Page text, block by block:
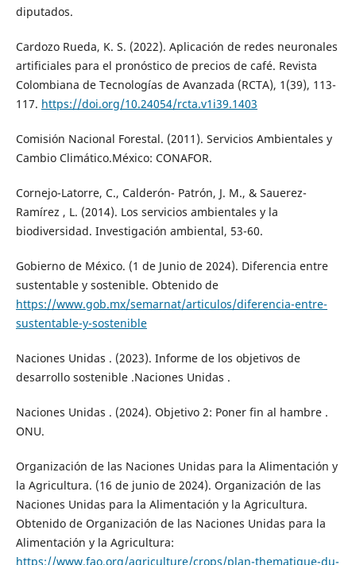
diputados.
Cardozo Rueda, K. S. (2022). Aplicación de redes neuronales
artificiales para el pronóstico de precios de café. Revista
Colombiana de Tecnologías de Avanzada (RCTA), 1(39), 113-
117. https://doi.org/10.24054/rcta.v1i39.1403
Comisión Nacional Forestal. (2011). Servicios Ambientales y
Cambio Climático.México: CONAFOR.
Cornejo-Latorre, C., Calderón- Patrón, J. M., & Sauerez-
Ramírez , L. (2014). Los servicios ambientales y la
biodiversidad. Investigación ambiental, 53-60.
Gobierno de México. (1 de Junio de 2024). Diferencia entre
sustentable y sostenible. Obtenido de
https://www.gob.mx/semarnat/articulos/diferencia-entre-
sustentable-y-sostenible
Naciones Unidas . (2023). Informe de los objetivos de
desarrollo sostenible .Naciones Unidas .
Naciones Unidas . (2024). Objetivo 2: Poner fin al hambre .
ONU.
Organización de las Naciones Unidas para la Alimentación y
la Agricultura. (16 de junio de 2024). Organización de las
Naciones Unidas para la Alimentación y la Agricultura.
Obtenido de Organización de las Naciones Unidas para la
Alimentación y la Agricultura:
https://www.fao.org/agriculture/crops/plan-thematique-du-